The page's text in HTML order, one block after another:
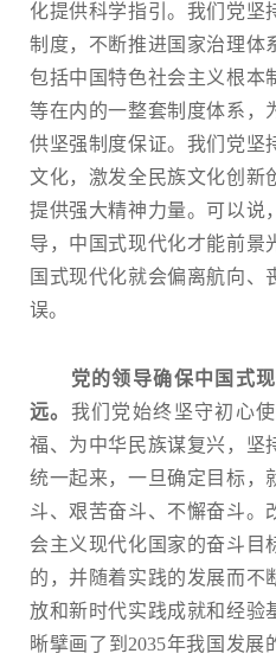
化提供科学指引。我们党坚
制度，不断推进国家治理体
包括中国特色社会主义根本
等在内的一整套制度体系，
供坚强制度保证。我们党坚
文化，激发全民族文化创新
提供强大精神力量。可以说
导，中国式现代化才能前景
国式现代化就会偏离航向、
误。
党的领导确保中国式
远。 我们党始终坚守初心
福、为中华民族谋复兴，坚
统一起来，一旦确定目标，
斗、艰苦奋斗、不懈奋斗。
会主义现代化国家的奋斗目
的，并随着实践的发展而不
放和新时代实践成就和经验
晰擘画了到2035年我国发